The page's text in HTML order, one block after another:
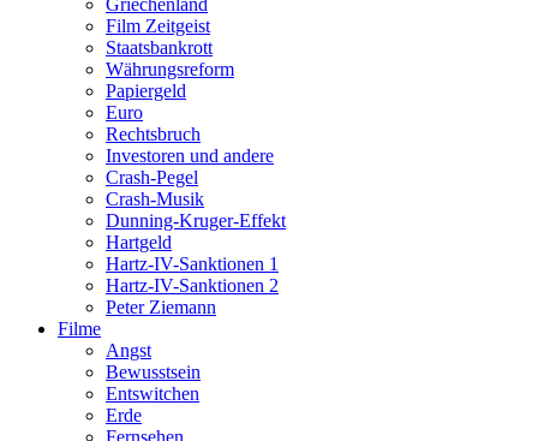
Griechenland
Film Zeitgeist
Staatsbankrott
Währungsreform
Papiergeld
Euro
Rechtsbruch
Investoren und andere
Crash-Pegel
Crash-Musik
Dunning-Kruger-Effekt
Hartgeld
Hartz-IV-Sanktionen 1
Hartz-IV-Sanktionen 2
Peter Ziemann
Filme
Angst
Bewusstsein
Entswitchen
Erde
Fernsehen